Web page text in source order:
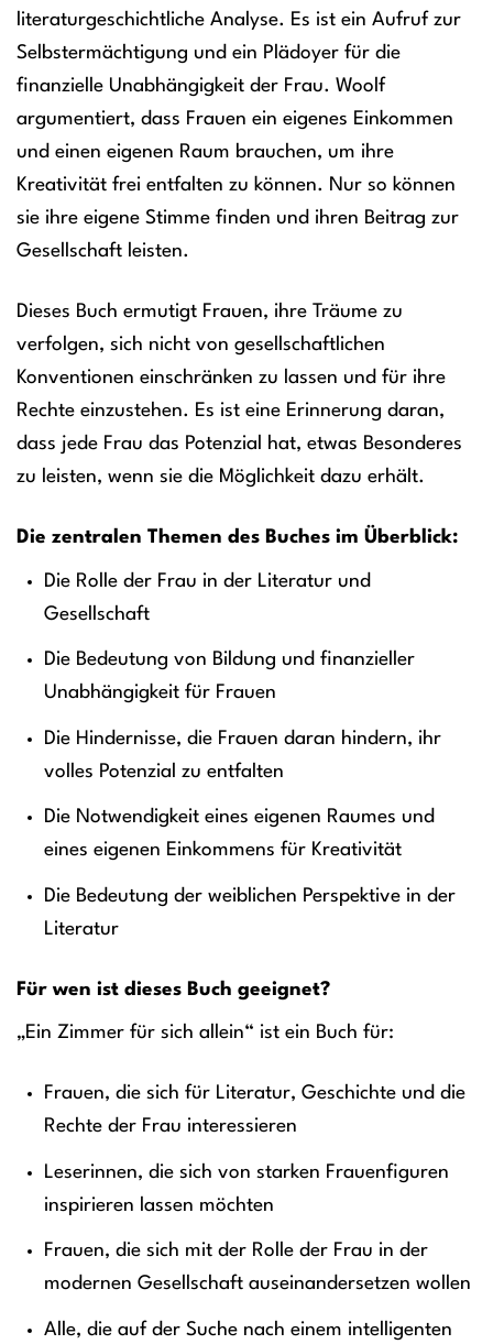
literaturgeschichtliche Analyse. Es ist ein Aufruf zur
Selbstermächtigung und ein Plädoyer für die
finanzielle Unabhängigkeit der Frau. Woolf
argumentiert, dass Frauen ein eigenes Einkommen
und einen eigenen Raum brauchen, um ihre
Kreativität frei entfalten zu können. Nur so können
sie ihre eigene Stimme finden und ihren Beitrag zur
Gesellschaft leisten.
Dieses Buch ermutigt Frauen, ihre Träume zu
verfolgen, sich nicht von gesellschaftlichen
Konventionen einschränken zu lassen und für ihre
Rechte einzustehen. Es ist eine Erinnerung daran,
dass jede Frau das Potenzial hat, etwas Besonderes
zu leisten, wenn sie die Möglichkeit dazu erhält.
Die zentralen Themen des Buches im Überblick:
Die Rolle der Frau in der Literatur und
Gesellschaft
Die Bedeutung von Bildung und finanzieller
Unabhängigkeit für Frauen
Die Hindernisse, die Frauen daran hindern, ihr
volles Potenzial zu entfalten
Die Notwendigkeit eines eigenen Raumes und
eines eigenen Einkommens für Kreativität
Die Bedeutung der weiblichen Perspektive in der
Literatur
Für wen ist dieses Buch geeignet?
„Ein Zimmer für sich allein“ ist ein Buch für:
Frauen, die sich für Literatur, Geschichte und die
Rechte der Frau interessieren
Leserinnen, die sich von starken Frauenfiguren
inspirieren lassen möchten
Frauen, die sich mit der Rolle der Frau in der
modernen Gesellschaft auseinandersetzen wollen
Alle, die auf der Suche nach einem intelligenten